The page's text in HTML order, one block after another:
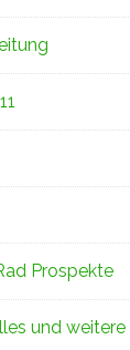
Prospekte
und weitere